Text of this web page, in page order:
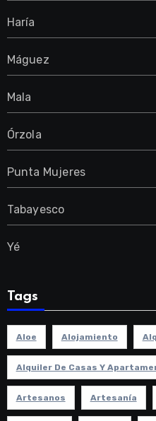
Haría
Máguez
Mala
Órzola
Punta Mujeres
Tabayesco
Yé
Tags
Aloe Alojamiento
Alquiler De Casas Y
Artesanos Artesanía